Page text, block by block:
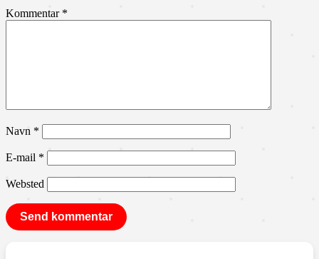
Kommentar *
Navn *
E-mail *
Websted